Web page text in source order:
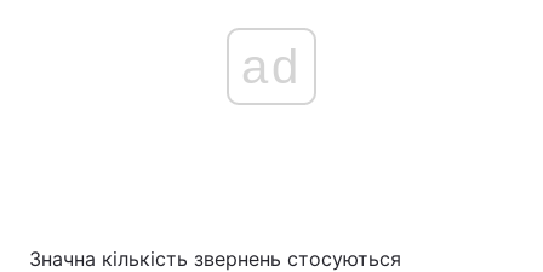
ad
Значна кількість звернень стосуються